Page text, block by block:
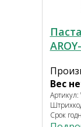
Вес
Артикул:
Срок